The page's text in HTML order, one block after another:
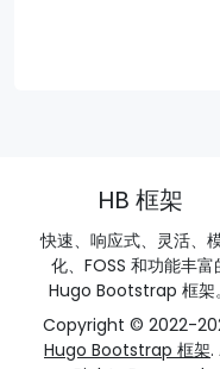
HB 框架
快速、响应式、灵活、
化、FOSS 和功能丰富
Hugo Bootstrap 框架。
Copyright © 2022-
Hugo Bootstrap 框架.